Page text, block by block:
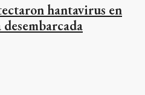
hantavirus en
desembarcada